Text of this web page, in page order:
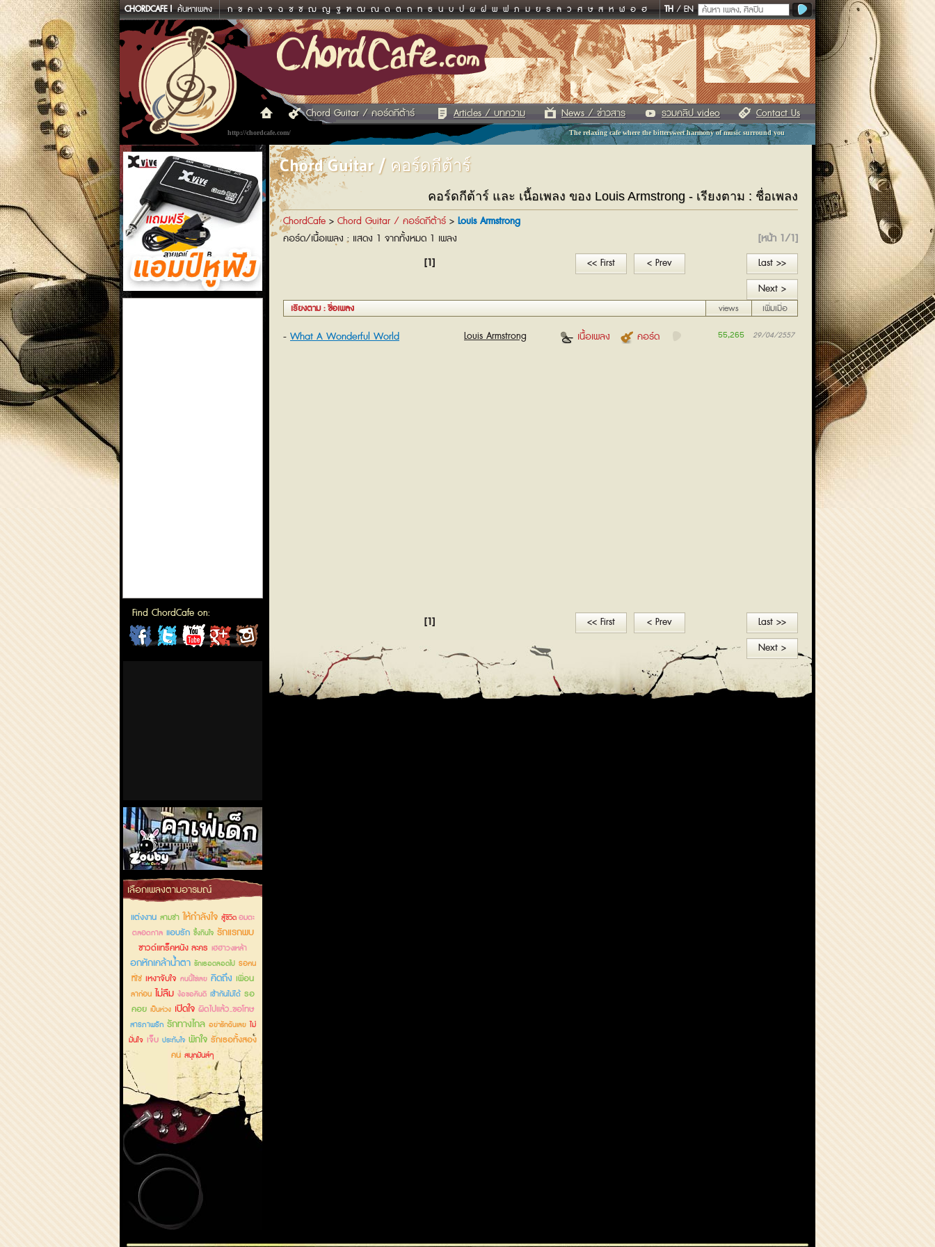
CHORDCAFE ค้นหาเพลง ก ข ค ง จ ฉ ช ซ ฌ ญ ฐ ฑ ฒ ณ ด ต ถ ท ธ น บ ป ผ ฝ พ ฟ ภ ม ย ร ล ว ศ ษ ส ห ฬ อ ฮ TH/EN
The relaxing cafe where the bittersweet harmony of music surround you
http://chordcafe.com/
Chord Guitar / คอร์ดกีต้าร์ Articles / บทความ News / ข่าวสาร รวมคลิป video Contact Us
แอมป์หูฟัง
Find ChordCafe on:
ChordCafeChordCafeChordCafeChordCafe
คาเฟ่เด็กลำลูกกา
เลือกเพลงตามอารมณ์
แต่งงาน สามช่า ให้กำลังใจ สู้ชีวิตอมตะ
ตลอดกาล แอบรัก ซึ้งกินใจ รักแรกพบ
ซาวด์แทร็คหนัง ละคร เฮฮาวงเหล้า
อกหักเคล้าน้ำตา รักเธอตลอดไป รอคน
ที่ใช่ เหงาจับใจ คนนี้ใช่เลย คิดถึง เพื่อน
ลาก่อน ไม่ลืม ง้อขอคืนดี เข้ากันไม่ได้ รอ
คอย เป็นห่วง เปิดใจ ผิดไปแล้ว..ขอโทษ
สารภาพรัก รักทางไกล อย่ารักฉันเลย ไม่
มั่นใจ เจ็บ ประทับใจ พักใจ รักเธอทั้งสอง
คน สนุกมันส์ๆ
Chord Guitar / คอร์ดกีต้าร์
คอร์ดกีต้าร์ และ เนื้อเพลง ของ Louis Armstrong - เรียงตาม : ชื่อเพลง
ChordCafe > Chord Guitar / คอร์ดกีต้าร์ > Louis Armstrong
คอร์ด/เนื้อเพลง : แสดง 1 จากทั้งหมด 1 เพลง
[หน้า 1/1]
<< First
< Prev
[1]
Last >>
Next >
เรียงตาม : ชื่อเพลง เพิ่มเมื่อ
views
What A Wonderful World Louis Armstrong 29/04/2557
55,265
คอร์ด
เนื้อเพลง
<< First < Prev
[1]
Last >>
Next >